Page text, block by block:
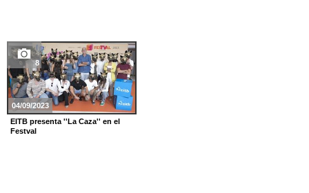
8
04/09/2023
EITB presenta ''La Caza'' en el
Festval